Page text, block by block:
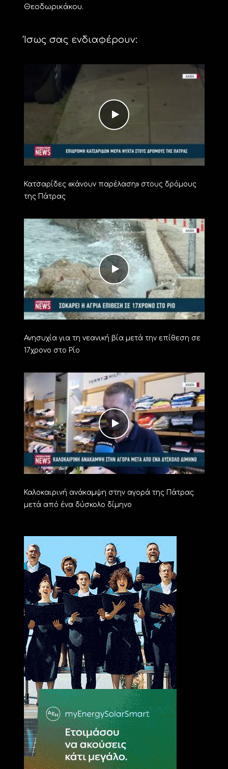
Θεοδωρικάκου.
Ίσως σας ενδιαφέρουν:
Κατσαρίδες «κάνουν παρέλαση» στους δρόμους
της Πάτρας
Ανησυχία για τη νεανική βία μετά την επίθεση σε
17χρονο στο Ρίο
Καλοκαιρινή ανάκαμψη στην αγορά της Πάτρας
μετά από ένα δύσκολο δίμηνο